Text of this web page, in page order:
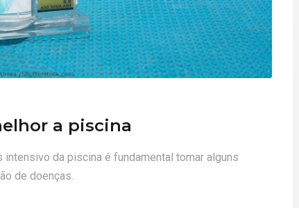
a piscina
da piscina é fundamental tomar alguns
de doenças.